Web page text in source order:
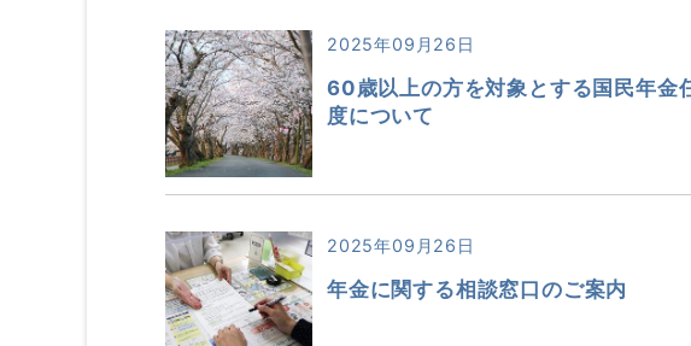
2025年09月26日
60歳以上の方を対象とする国民年金
度について
2025年09月26日
年金に関する相談窓口のご案内